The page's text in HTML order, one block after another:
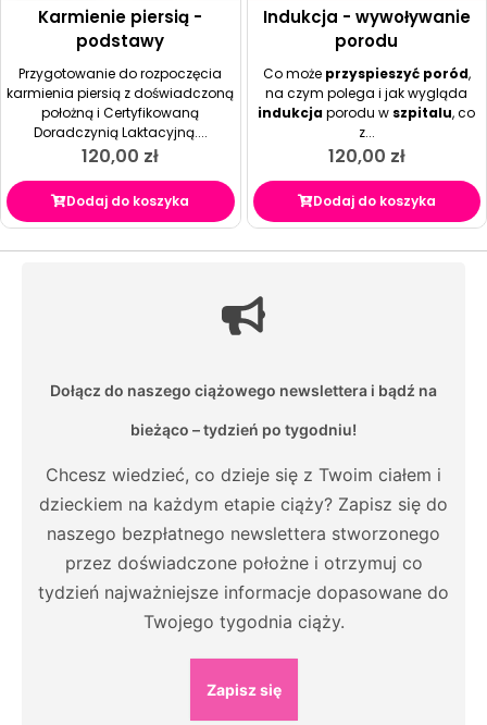
Karmienie piersią -
podstawy
Przygotowanie do rozpoczęcia
karmienia piersią z doświadczoną
położną i Certyfikowaną
Doradczynią Laktacyjną....
120,00 zł
Dodaj do koszyka
Indukcja - wywoływanie
porodu
Co możeprzyspieszyć poród,
na czym polega i jak wygląda
indukcjaporodu w szpitalu, co
z...
120,00 zł
Dodaj do koszyka
Dołącz do naszego ciążowego newslettera i bądź na
bieżąco – tydzień po tygodniu!
Chcesz wiedzieć, co dzieje się z Twoim ciałem i
dzieckiem na każdym etapie ciąży? Zapisz się do
naszego bezpłatnego newslettera stworzonego
przez doświadczone położne i otrzymuj co
tydzień najważniejsze informacje dopasowane do
Twojego tygodnia ciąży.
Zapisz się